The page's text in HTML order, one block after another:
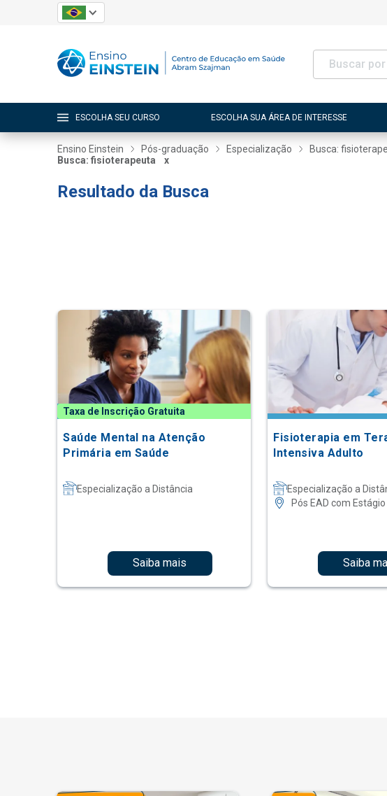
ESCOLHA SEU CURSO ESCOLHA SUA ÁREA DE INTERESSE
Ensino Einstein Pós-graduação Especialização Busca:
Busca: fisioterapeuta
x
Resultado da Busca
Taxa de Inscrição Gratuita
Saúde Mental na Atenção
Primária em Saúde
Especialização a Distância
Saiba mais
Fisioterapia em
Intensiva Adulto
Especialização a
Pós EAD com
Saiba